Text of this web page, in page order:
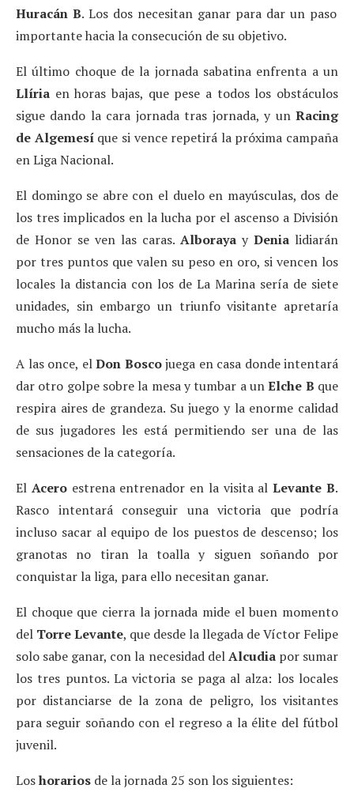
Huracán B. Los dos necesitan ganar para dar un paso
importante hacia la consecución de su objetivo.
El último choque de la jornada sabatina enfrenta a un
Llíria en horas bajas, que pese a todos los obstáculos
sigue dando la cara jornada tras jornada, y un Racing
de Algemesí que si vence repetirá la próxima campaña
en Liga Nacional.
El domingo se abre con el duelo en mayúsculas, dos de
los tres implicados en la lucha por el ascenso a División
de Honor se ven las caras. Alboraya y Denia lidiarán
por tres puntos que valen su peso en oro, si vencen los
locales la distancia con los de La Marina sería de siete
unidades, sin embargo un triunfo visitante apretaría
mucho más la lucha.
A las once, elDon Boscojuega en casa donde intentará
dar otro golpe sobre la mesa y tumbar a unElche B que
respira aires de grandeza. Su juego y la enorme calidad
de sus jugadores les está permitiendo ser una de las
sensaciones de la categoría.
El Aceroestrena entrenador en la visita alLevante B.
Rasco intentará conseguir una victoria que podría
incluso sacar al equipo de los puestos de descenso; los
granotas no tiran la toalla y siguen soñando por
conquistar la liga, para ello necesitan ganar.
El choque que cierra la jornada mide el buen momento
del Torre Levante, que desde la llegada de Víctor Felipe
solo sabe ganar, con la necesidad delAlcudiapor sumar
los tres puntos. La victoria se paga al alza: los locales
por distanciarse de la zona de peligro, los visitantes
para seguir soñando con el regreso a la élite del fútbol
juvenil.
Loshorarios de la jornada 25 son los siguientes: